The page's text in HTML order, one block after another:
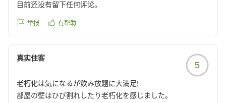
目前还没有留下任何评论。
举报 有帮助
真实住客
5
老朽化は気になるが飲み放題に大満足!
部屋の壁はひび割れしたり老朽化を感じました。